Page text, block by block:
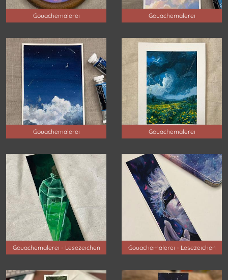
Gouachemalerei Gouachemalerei
Gouachemalerei Gouachemalerei
Gouachemalerei - Lesezeichen Gouachemalerei - Lesezeichen